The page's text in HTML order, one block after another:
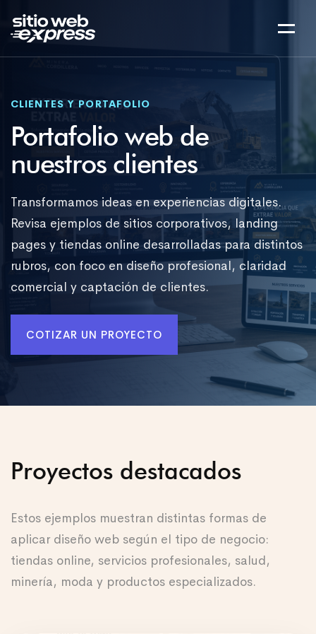
CLIENTES Y PORTAFOLIO
Portafolio web de
nuestros clientes
Transformamos ideas en experiencias digitales.
Revisa ejemplos de sitios corporativos, landing
pages y tiendas online desarrolladas para distintos
rubros, con foco en diseño profesional, claridad
comercial y captación de clientes.
COTIZAR UN PROYECTO
Proyectos destacados
Estos ejemplos muestran distintas formas de
aplicar diseño web según el tipo de negocio:
tiendas online, servicios profesionales, salud,
minería, moda y productos especializados.